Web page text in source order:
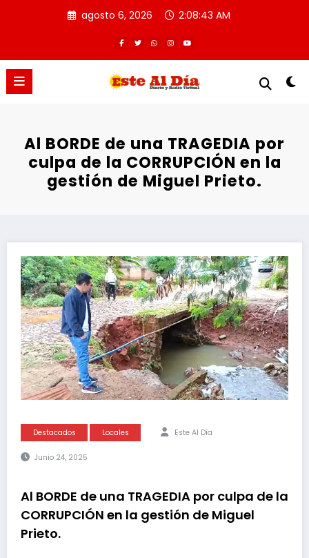
agosto 6, 2026 2:08:44 AM
Al BORDE de una TRAGEDIA por
culpa de la CORRUPCIÓN en la
gestión de Miguel Prieto.
Destacados Locales Este Al Día
Junio 24, 2025
Al BORDE de una TRAGEDIA por culpa de la
CORRUPCIÓN en la gestión de Miguel
Prieto.